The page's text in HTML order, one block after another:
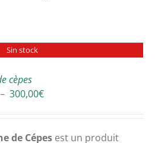
Sin stock
cèpes
– 300,00€Plage
30,00€
de Cépes est un produit